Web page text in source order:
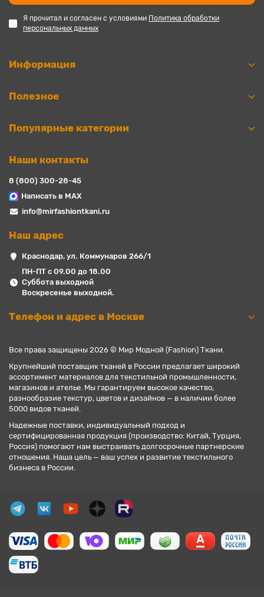
Я прочитал и согласен с условиями Политика обработки
персональных данных
Информация
Полезное
Популярные категории
Наши контакты
8 (800) 300-28-45
Написать в MAX
info@mirfashiontkani.ru
Наш адрес
Краснодар, ул. Коммунаров 266/1
ПН-ПТ с 09.00 до 18.00
Суббота выходной
Воскресенье выходной.
Телефон и адрес в Москве
Все права защищены 2026 © Мир Модной (Fashion) Ткани.
Крупнейший поставщик тканей в России предлагает широкий
ассортимент материалов для текстильной промышленности,
магазинов и ателье. Мы гарантируем высокое качество,
разнообразие текстур, цветов и дизайнов — в наличии более
5000 видов тканей.
Надежные поставки, индивидуальный подход и
сертифицированная продукция (производство: Китай, Турция,
Россия) помогают нам выстраивать долгосрочные партнерские
отношения. Наша цель — ваш успех и развитие текстильного
бизнеса в России.